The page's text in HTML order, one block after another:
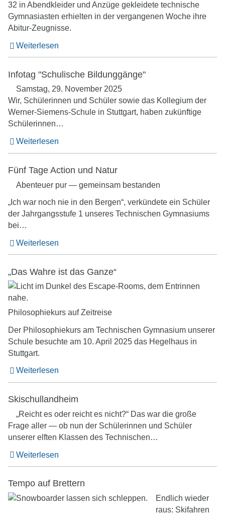
32 in Abendkleider und Anzüge gekleidete technische
Gymnasiasten erhielten in der vergangenen Woche ihre
Abitur-Zeugnisse.
Weiterlesen
Infotag "Schulische Bildunggänge"
Samstag, 29. November 2025
Wir, Schülerinnen und Schüler sowie das Kollegium der
Werner-Siemens-Schule in Stuttgart, haben zukünftige
Schülerinnen…
Weiterlesen
Fünf Tage Action und Natur
Abenteuer pur — gemeinsam bestanden
„Ich war noch nie in den Bergen“, verkündete ein Schüler
der Jahrgangsstufe 1 unseres Technischen Gymnasiums
bei…
Weiterlesen
„Das Wahre ist das Ganze“
Philosophiekurs auf Zeitreise
Der Philosophiekurs am Technischen Gymnasium unserer
Schule besuchte am 10. April 2025 das Hegelhaus in
Stuttgart.
Weiterlesen
Skischullandheim
„Reicht es oder reicht es nicht?“ Das war die große
Frage aller — ob nun der Schülerinnen und Schüler
unserer elften Klassen des Technischen…
Weiterlesen
Tempo auf Brettern
Endlich wieder
raus: Skifahren